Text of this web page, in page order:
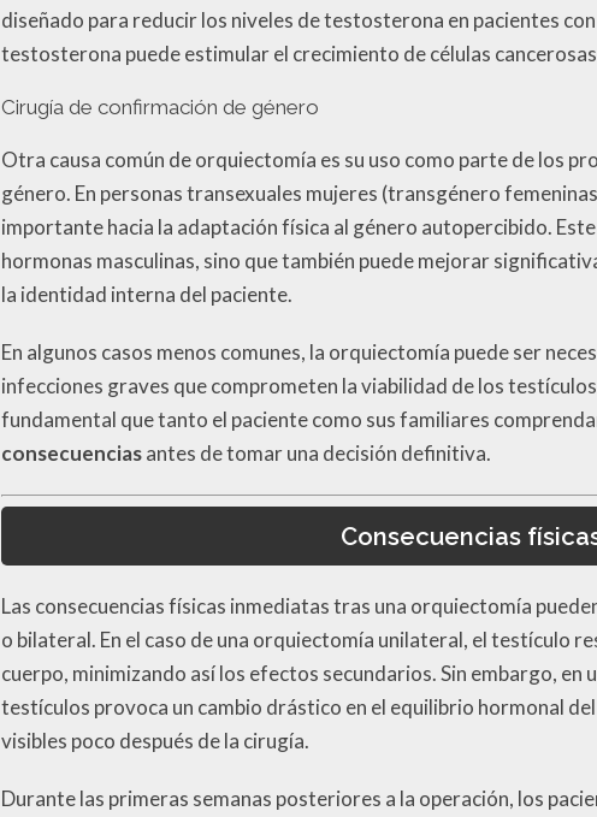
diseñado para reducir los niveles de testosterona en pacientes
testosterona puede estimular el crecimiento de células
Cirugía de confirmación de género
Otra causa común de orquiectomía es su uso como parte de los
género. En personas transexuales mujeres (transgénero
importante hacia la adaptación física al género autopercibido.
hormonas masculinas, sino que también puede mejorar
la identidad interna del paciente.
En algunos casos menos comunes, la orquiectomía puede ser
infecciones graves que comprometen la viabilidad de los
fundamental que tanto el paciente como sus familiares
consecuenciasantes de tomar una decisión definitiva.
Consecuencias
Las consecuencias físicas inmediatas tras una orquiectomía
o bilateral. En el caso de una orquiectomía unilateral, el testículo
cuerpo, minimizando así los efectos secundarios. Sin embargo,
testículos provoca un cambio drástico en el equilibrio hormonal
visibles poco después de la cirugía.
Durante las primeras semanas posteriores a la operación, los